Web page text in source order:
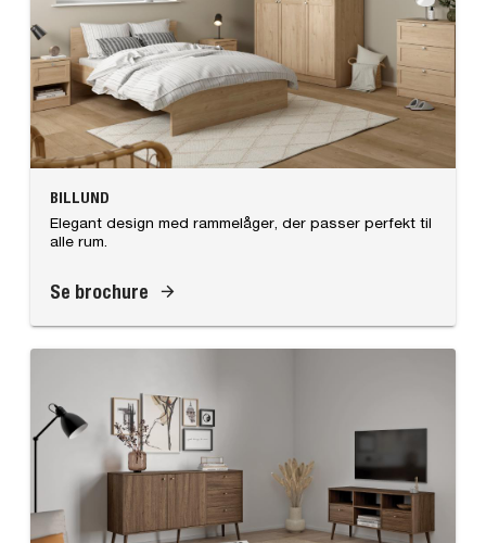
BILLUND
Elegant design med rammelåger, der passer perfekt til
alle rum.
Se brochure